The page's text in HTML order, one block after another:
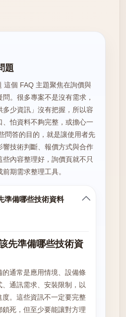
題
這個 FAQ 主題聚焦在詢價與
。很多專案不是沒有需求，
少資訊」沒有把握，所以容
、怕資料不夠完整，或擔心一
問答的目的，就是讓使用者先
響技術判斷、報價方式與合作
內容整理好，詢價頁就不只
期需求整理工具。
準備哪些技術資料
先準備哪些技術資
的通常是應用情境、設備條
、通訊需求、安裝限制，以
度。這些資訊不一定要完整
鎖死，但至少要能讓對方理